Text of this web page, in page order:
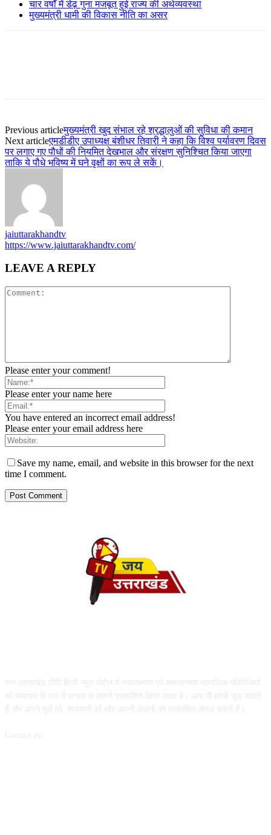
चार वर्षों में डेढ़ गुना मजबूत हुई राज्य की अर्थव्यवस्था
मुख्यमंत्री धामी की विकास नीति का असर
Previous articleमुख्यमंत्री खुद संभाल रहे श्रद्धालुओं की सुविधा की कमान
Next articleएमडीडीए उपाध्यक्ष बंशीधर तिवारी ने कहा कि विश्व पर्यावरण दिवस
पर लगाए गए पौधों की नियमित देखभाल और संरक्षण सुनिश्चित किया जाएगा
ताकि ये पौधे भविष्य में घने वृक्षों का रूप ले सकें।
jaiuttarakhandtv
https://www.jaiuttarakhandtv.com/
LEAVE A REPLY
Please enter your comment!
Please enter your name here
You have entered an incorrect email address!
Please enter your email address here
Save my name, email, and website in this browser for the next
time I comment.